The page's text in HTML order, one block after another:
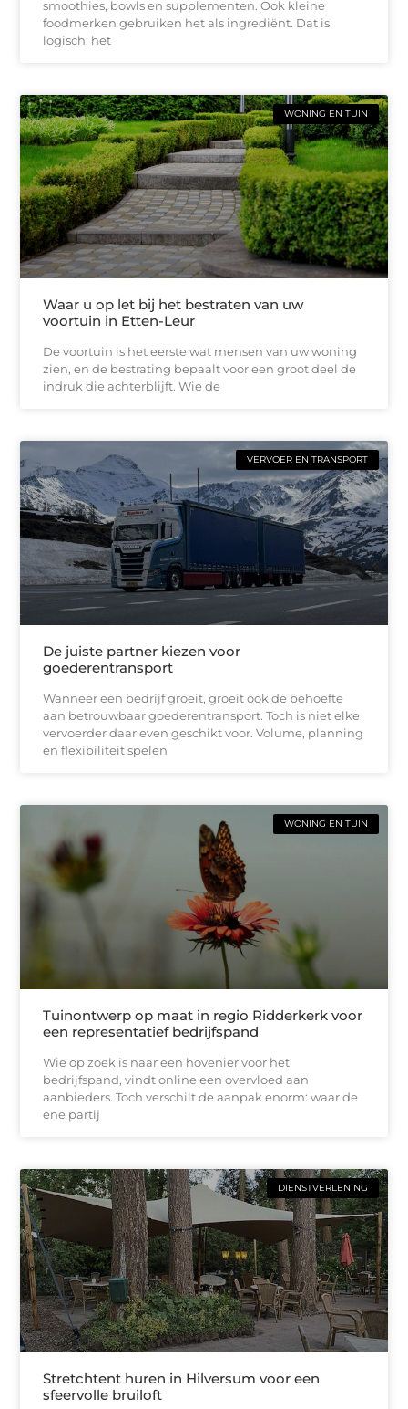
smoothies, bowls en supplementen. Ook kleine
foodmerken gebruiken het als ingrediënt. Dat is
logisch: het
WONING EN TUIN
Waar u op let bij het bestraten van uw
voortuin in Etten-Leur
De voortuin is het eerste wat mensen van uw woning
zien, en de bestrating bepaalt voor een groot deel de
indruk die achterblijft. Wie de
VERVOER EN TRANSPORT
De juiste partner kiezen voor
goederentransport
Wanneer een bedrijf groeit, groeit ook de behoefte
aan betrouwbaar goederentransport. Toch is niet elke
vervoerder daar even geschikt voor. Volume, planning
en flexibiliteit spelen
WONING EN TUIN
Tuinontwerp op maat in regio Ridderkerk voor
een representatief bedrijfspand
Wie op zoek is naar een hovenier voor het
bedrijfspand, vindt online een overvloed aan
aanbieders. Toch verschilt de aanpak enorm: waar de
ene partij
DIENSTVERLENING
Stretchtent huren in Hilversum voor een
sfeervolle bruiloft